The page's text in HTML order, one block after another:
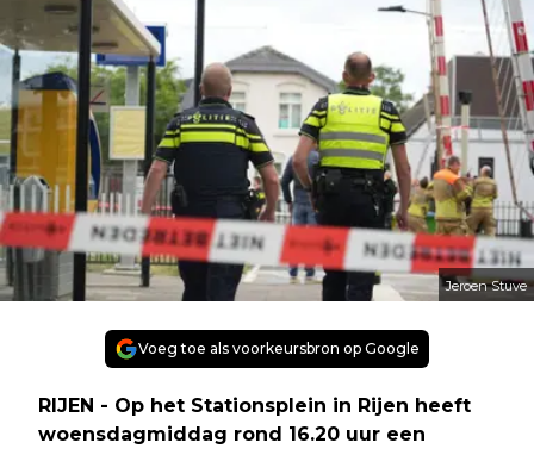
Jeroen Stuve
Voeg toe als voorkeursbron op Google
RIJEN - Op het Stationsplein in Rijen heeft
woensdagmiddag rond 16.20 uur een